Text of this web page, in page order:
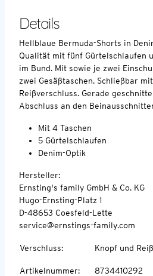
Details
Hellblaue Bermuda-Shorts in
Qualität mit fünf Gürtelschlaufen
im Bund. Mit sowie je zwei
zwei Gesäßtaschen. Schließbar
Reißverschluss. Gerade
Abschluss an den
Mit 4 Taschen
5 Gürtelschlaufen
Denim-Optik
Hersteller:
Ernsting's family GmbH & Co. KG
Hugo-Ernsting-Platz 1
D-48653 Coesfeld-Lette
service@ernstings-family.com
Verschluss: Knopf und
Artikelnummer: 8734410292